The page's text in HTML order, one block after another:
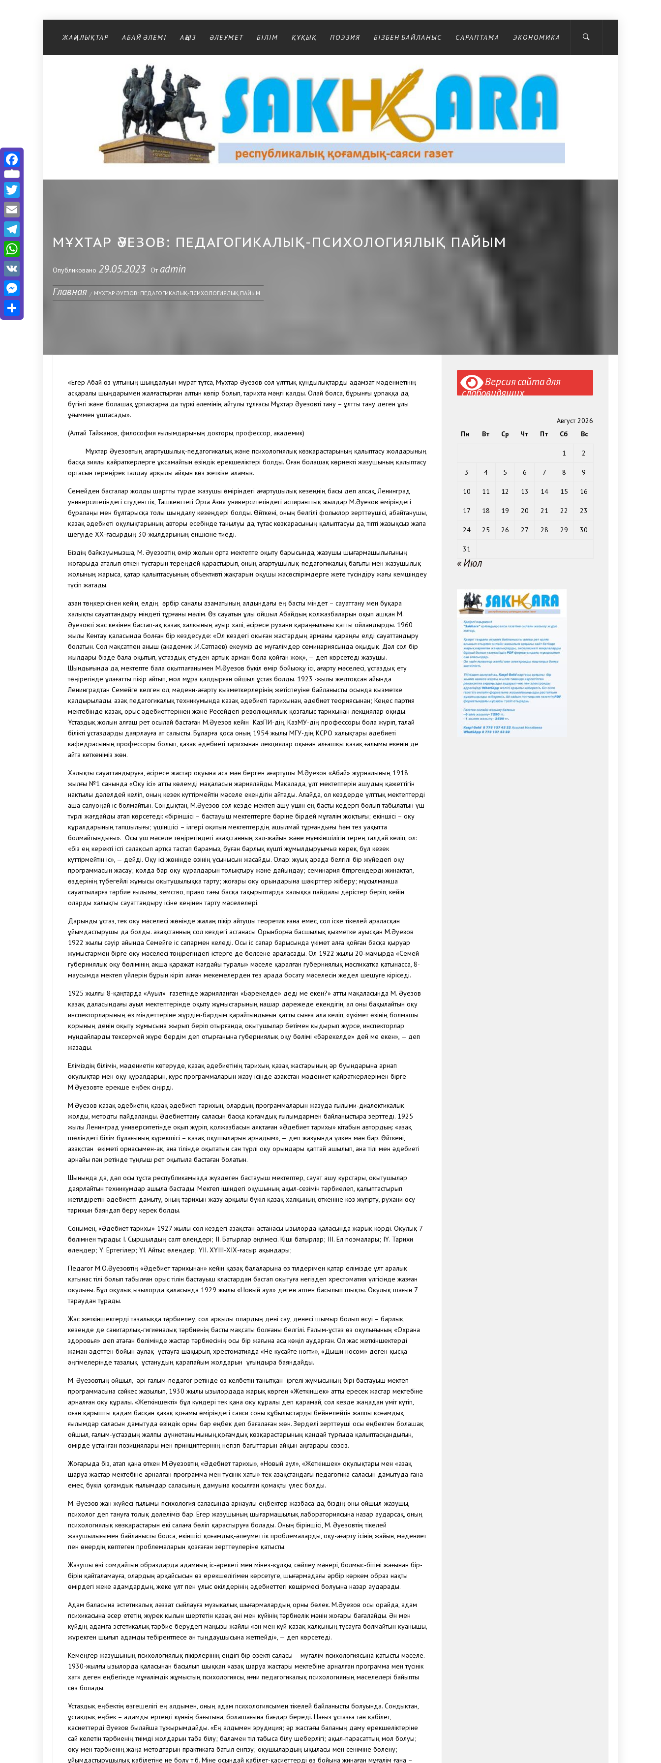
Перейти к содержимому
ЖАҢАЛЫҚТАР АБАЙ ӘЛЕМІ АҢЫЗ ӘЛЕУМЕТ БІЛІМ ҚҰҚЫҚ ПОЭЗИЯ БІЗБЕН БАЙЛАНЫС САРАПТАМА ЭКОНОМИКА
Республикалық қоғамдық-саяси газеті
МҰХТАР ӘУЕЗОВ: ПЕДАГОГИКАЛЫҚ-ПСИХОЛОГИЯЛЫҚ ПАЙЫМ
Опубликовано 29.05.2023 От admin
Главная
МҰХТАР ӘУЕЗОВ: ПЕДАГОГИКАЛЫҚ-ПСИХОЛОГИЯЛЫҚ ПАЙЫМ
«Егер Абай өз ұлтының шыңдалуын мұрат тұтса, Мұхтар Әуезов сол ұлттық құндылықтарды адамзат мәдениетінің
асқаралы шыңдарымен жалғастырған алтын көпір болып, тарихта мәңгі қалды. Олай болса, бұрынғы ұрпаққа да,
бүгінгі және болашақ ұрпақтарға да түркі әлемінің айтулы тұлғасы Мұхтар Әуезовті тану – ұлтты тану деген ұлы
ұғыммен ұштасады».
(Алтай Тайжанов, философия ғылымдарының докторы, профессор, академик)
Мұхтар Әуезовтың ағартушылық-педагогикалық және психологиялық көзқарастарының қалыптасу жолдарының
басқа зиялы қайраткерлерге ұқсамайтын өзіндік ерекшеліктері болды. Оған болашақ көрнекті жазушының қалыптасу
ортасын тереңірек талдау арқылы айқын көз жеткізе аламыз.
Семейден басталар жолды шартты түрде жазушы өміріндегі ағартушылық кезеңнің басы деп алсақ, Ленинград
университетіндегі студенттік, Ташкенттегі Орта Азия университетіндегі аспиранттық жылдар М.Әуезов өміріндегі
бұралаңы мен бұлтарысқа толы шыңдалу кезеңдері болды. Өйткені, оның белгілі фольклор зерттеушісі, абайтанушы,
қазақ әдебиеті оқулықтарының авторы есебінде танылуы да, тұтас көзқарасының қалыптасуы да, тіпті жазықсыз жапа
шегуіде ХХ-ғасырдың 30-жылдарының еншісіне тиеді.
Біздің байқауымызша, М. Әуезовтің өмір жолын орта мектепте оқыту барысында, жазушы шығармашылығының
жоғарыда аталып өткен тұстарын тереңдей қарастырып, оның ағартушылық-педагогикалық бағыты мен жазушылық
жолының жарыса, қатар қалыптасуының объективті жақтарын оқушы жасөспірімдерге жете түсіндіру жағы кемшіндеу
түсіп жатады.
Қазан төңкерісінен кейін, елдің әрбір саналы азаматының алдындағы ең басты міндет – сауаттану мен бұқара
халықты сауаттандыру міндеті тұрғаны мәлім. Өз сауатын ұлы ойшыл Абайдың қолжазбаларын оқып ашқан М.
Әуезовті жас кезінен бастап-ақ қазақ халқының ауыр халі, әсіресе рухани қараңғылығы қатты ойландырды. 1960
жылы Кентау қаласында болған бір кездесуде: «Ол кездегі оқыған жастардың арманы қараңғы елді сауаттандыру
болатын. Сол мақсатпен Қаныш (академик Қ.И.Сәтпаев) екеуміз де мұғалімдер семинариясында оқыдық. Дәл сол бір
жылдары бізде бала оқытып, ұстаздық етуден артық арман бола қойған жоқ», — деп көрсетеді жазушы.
Шындығында да, мектепте бала оқытпағанымен М.Әуезов бүкіл өмір бойыоқу ісі, ағарту мәселесі, ұстаздық ету
төңірегінде ұлағатты пікір айтып, мол мұра қалдырған ойшыл ұстаз болды. 1923 -жылы желтоқсан айында
Ленинградтан Семейге келген ол, мәдени-ағарту қызметкерлерінің жетіспеуіне байланысты осында қызметке
қалдырылады. Қазақ педагогикалық техникумында қазақ әдебиеті тарихынан, әдебиет теориясынан; Кеңес партия
мектебінде қазақ, орыс әдебиеттерінен және Ресейдегі революциялық қозғалыс тарихынан лекциялар оқиды.
Ұстаздық жолын алғаш рет осылай бастаған М.Әуезов кейін КазПИ-дің, КазМУ-дің профессоры бола жүріп, талай
білікті ұстаздарды даярлауға ат салысты. Бұларға қоса оның 1954 жылы МГУ-дің КСРО халықтары әдебиеті
кафедрасының профессоры болып, қазақ әдебиеті тарихынан лекциялар оқыған алғашқы қазақ ғалымы екенін де
айта кеткеніміз жөн.
Халықты сауаттандыруға, әсіресе жастар оқуына аса мән берген ағартушы М.Әуезов «Абай» журналының 1918
жылғы №1 санында «Оқу ісі» атты көлемді мақаласын жариялайды. Мақалада, ұлт мектептерін ашудың қажеттігін
нақтылы дәлелдей келіп, оның кезек күттірмейтін мәселе екендігін айтады. Алайда, ол кездерде ұлттық мектептерді
аша салуоңай іс болмайтын. Сондықтан, М.Әуезов сол кезде мектеп ашу үшін ең басты кедергі болып табылатын үш
түрлі жағдайды атап көрсетеді: «біріншісі – бастауыш мектептерге бәріне бірдей мұғалім жоқтығы; екіншісі – оқу
құралдарының тапшылығы; үшіншісі – ілгері оқитын мектептердің ашылмай тұрғандығы һәм тез уақытта
болмайтындығы». Осы үш мәселе төңірегіндегі Қазақстанның хал-жайын және мүмкіншілігін терең талдай келіп, ол:
«біз ең керекті істі салақсып артқа тастап барамыз, бұған барлық күшті жұмылдыруымыз керек, бұл кезек
күттірмейтін іс», — дейді. Оқу ісі жөнінде өзінің ұсынысын жасайды. Олар: жуық арада белгілі бір жүйедегі оқу
программасын жасау; қолда бар оқу құралдарын толықтыру және дайындау; семинария бітіргендерді жинақтап,
өздерінің түбегейлі жұмысы оқытушылыққа тарту; жоғары оқу орындарына шәкірттер жіберу; мұсылманша
сауаттыларға тәрбие ғылымы, земство, право тағы басқа тақырыптарда халыққа пайдалы дәрістер беріп, кейін
оларды халықты сауаттандыру ісіне кеңінен тарту мәселелері.
Дарынды ұстаз, тек оқу мәселесі жөнінде жалаң пікір айтушы теоретик ғана емес, сол іске тікелей араласқан
ұйымдастырушы да болды. Қазақстанның сол кездегі астанасы Орынборға басшылық қызметке ауысқан М.Әуезов
1922 жылы сәуір айында Семейге іс сапармен келеді. Осы іс сапар барысында үкімет алға қойған басқа қыруар
жұмыстармен бірге оқу мәселесі төңірегіндегі істерге де белсене араласады. Ол 1922 жылы 20-мамырда «Семей
губерниялық оқу бөлімінің ақша қаражат жағдайы туралы» мәселе қаралған губерниялық мәслихатқа қатынасса, 8-
маусымда мектеп үйлерін бұрын кіріп алған мекемелерден тез арада босату мәселесін жедел шешуге кіріседі.
1925 жылғы 8-қаңтарда «Ауыл» газетінде жарияланған «Бәрекелде» деді ме екен?» атты мақаласында М. Әуезов
қазақ даласындағы ауыл мектептерінде оқыту жұмыстарының нашар дәрежеде екендігін, ал оны бақылайтын оқу
инспекторларының өз міндеттеріне жүрдім-бардым қарайтындығын қатты сынға ала келіп, «үкімет өзінің болмашы
қорының денін оқыту жұмысына жырып беріп отырғанда, оқытушылар бетімен қыдырып жүрсе, инспекторлар
мұндайларды тексермей жүре бердім деп отырғанына губерниялық оқу бөлімі «бәрекелде» дей ме екен», — деп
жазады.
Еліміздің білімін, мәдениетін көтеруде, қазақ әдебиетінің тарихын, қазақ жастарының әр буындарына арнап
оқулықтар мен оқу құралдарын, курс программаларын жазу ісінде Қазақстан мәдениет қайраткерлерімен бірге
М.Әуезовте ерекше еңбек сіңірді.
М.Әуезов қазақ әдебиетін, қазақ әдебиеті тарихын, олардың программаларын жазуда ғылыми-диалектикалық
жолды, методты пайдаланды. Әдебиеттану саласын басқа қоғамдық ғылымдармен байланыстыра зерттеді. 1925
жылы Ленинград университетінде оқып жүріп, қолжазбасын аяқтаған «Әдебиет тарихы» кітабын автордың: «Қазақ
шөліндегі білім бұлағының күрекшісі – қазақ оқушыларын арнадым», — деп жазуында үлкен мән бар. Өйткені,
Қазақстан өкіметі орнасымен-ақ, ана тілінде оқытатын сан түрлі оқу орындары қаптай ашылып, ана тілі мен әдебиеті
арнайы пән ретінде тұңғыш рет оқытыла бастаған болатын.
Шынында да, дәл осы тұста республикамызда жүздеген бастауыш мектептер, сауат ашу курстары, оқытушылар
даярлайтын техникумдар ашыла бастады. Мектеп ішіндегі оқушының ақыл-сезімін тәрбиелеп, қалыптастырып
жетілдіретін әдебиетті дамыту, оның тарихын жазу арқылы бүкіл қазақ халқының өткеніне көз жүгірту, рухани өсу
тарихын баяндап беру керек болды.
Сонымен, «Әдебиет тарихы» 1927 жылы сол кездегі Қазақстан астанасы Қызылорда қаласында жарық көрді. Оқулық 7
бөлімнен тұрады: І. Сыршылдың салт өлеңдері; ІІ. Батырлар әңгімесі. Кіші батырлар; ІІІ. Ел поэмалары; ІҮ. Тарихи
өлеңдер; Ү. Ертегілер; ҮІ. Айтыс өлеңдер; ҮІІ. ХҮІІІ-ХІХ-ғасыр ақындары;
Педагог М.О.Әуезовтің «Әдебиет тарихынан» кейін қазақ балаларына өз тілдерімен қатар елімізде ұлт аралық
қатынас тілі болып табылған орыс тілін бастауыш кластардан бастап оқытуға негіздеп хрестоматия үлгісінде жазған
оқулығы. Бұл оқулық Қызылорда қаласында 1929 жылы «Новый аул» деген атпен басылып шықты. Оқулық шағын 7
тараудан тұрады.
Жас жеткіншектерді тазалыққа тәрбиелеу, сол арқылы олардың дені сау, денесі шымыр болып өсуі – барлық
кезеңде де санитарлық-гигиеналық тәрбиенің басты мақсаты болғаны белгілі. Ғалым-ұстаз өз оқулығының «Охрана
здоровья» деп атаған бөлімінде жастар тәрбиесінің осы бір жағына аса көңіл аударған. Ол жас жеткіншектерді
жаман әдеттен бойын аулақ ұстауға шақырып, хрестоматияда «Не кусайте ногти», «Дыши носом» деген қысқа
әңгімелерінде тазалық ұстанудың қарапайым жолдарын ұғындыра баяндайды.
М. Әуезовтың ойшыл, әрі ғалым-педагог ретінде өз келбетін танытқан іргелі жұмысының бірі бастауыш мектеп
программасына сәйкес жазылып, 1930 жылы Қызылордада жарық көрген «Жеткіншек» атты ересек жастар мектебіне
арналған оқу құралы. «Жеткіншекті» бұл күндері тек қана оқу құралы деп қарамай, сол кезде жаңадан үміт күтіп,
оған қарышты қадам басқан қазақ қоғамы өміріндегі саяси соны құбылыстарды бейнелейтін жалпы қоғамдық
ғылымдар саласын дамытуда өзіндік орны бар еңбек деп бағалаған жөн. Зерделі зерттеуші осы еңбектен болашақ
ойшыл, ғалым-ұстаздың жалпы дүниетанымының,қоғамдық көзқарастарының қандай тұрғыда қалыптасқандығын,
өмірде ұстанған позициялары мен принциптерінің негізгі бағыттарын айқын аңғарары сөзсіз.
Жоғарыда біз, атап қана өткен М.Әуезовтің «Әдебиет тарихы», «Новый аул», «Жеткіншек» оқулықтары мен «Қазақ
шаруа жастар мектебіне арналған программа мен түсінік хаты» тек Қазақстандағы педагогика саласын дамытуда ғана
емес, бүкіл қоғамдық ғылымдар саласының дамуына қосылған қомақты үлес болды.
М. Әуезов жан жүйесі ғылымы-психология саласында арнаулы еңбектер жазбаса да, біздің оны ойшыл-жазушы,
психолог деп тануға толық дәлеліміз бар. Егер жазушының шығармашылық лабораториясына назар аударсақ, оның
психологиялық көзқарастарын екі салаға бөліп қарастыруға болады. Оның біріншісі, М. Әуезовтің тікелей
жазушылығымен байланысты болса, екіншісі қоғамдық-әлеуметтік проблемаларды, оқу-ағарту ісінің жайын, мәдениет
пен өнердің көптеген проблемаларын қозғаған зерттеулеріне қатысты.
Жазушы өзі сомдайтын образдарда адамның іс-әрекеті мен мінез-құлқы, сөйлеу мәнері, болмыс-бітімі жағынан бір-
бірін қайталамауға, олардың әрқайсысын өз ерекшелігімен көрсетуге, шығармадағы әрбір көркем образ нақты
өмірдегі жеке адамдардың, жеке ұлт пен ұлыс өкілдерінің әдебиеттегі көшірмесі болуына назар аударады.
Адам баласына эстетикалық ләззат сыйлауға музыкалық шығармалардың орны бөлек. М.Әуезов осы орайда, адам
психикасына әсер ететін, жүрек қылын шертетін қазақ әні мен күйінің тәрбиелік мәнін жоғары бағалайды. Ән мен
күйдің адамға эстетикалық тәрбие берудегі маңызы жайлы «ән мен күй қазақ халқының тұсауға болмайтын қуанышы,
жүректен шығып адамды тебірентпесе ән тыңдаушысына жетпейді», — деп көрсетеді.
Кемеңгер жазушының психологиялық пікірлерінің ендігі бір өзекті саласы – мұғалім психологиясына қатысты мәселе.
1930-жылғы Қызылорда қаласынан басылып шыққан «Қазақ шаруа жастары мектебіне арналған программа мен түсінік
хат» деген еңбегінде мұғалімдік жұмыстың психологиясы, яғни педагогикалық психологияның мәселелері байыпты
сөз болады.
Ұстаздық еңбектің өзгешелігі ең алдымен, оның адам психологиясымен тікелей байланысты болуында. Сондықтан,
ұстаздық еңбек – адамды ертеңгі күннің бағытына, болашағына бағдар береді. Нағыз ұстазға тән қабілет,
қасиеттерді Әуезов былайша тұжырымдайды. «Ең алдымен эрудиция; әр жастағы баланың даму ерекшеліктеріне
сай келетін тәрбиенің тиімді жолдарын таба білу; баламен тіл табыса білу шеберлігі; ақыл-парасаттың мол болуы;
оқу мен тәрбиенің жаңа методтарын практикаға батыл енгізу; оқушылардың ықыласы мен сеніміне бөлену;
ұйымдастырушылық қабілетіне ие болу т.б. Міне осындай қабілет-қасиеттерді өз бойына жинаған мұғалім ғана –
Версия сайта для
слабовидящих
Август 2026
Пн
Вт Ср Чт Пт Сб Вс
1 2
3 4 5 6 7 8 9
10 11 12 13 14 15 16
17 18 19 20 21 22 23
24 25 26 27 28 29 30
31
« Июл
Facebook
Twitter
Email
Telegram
WhatsApp
VK
Messenger
Отправить